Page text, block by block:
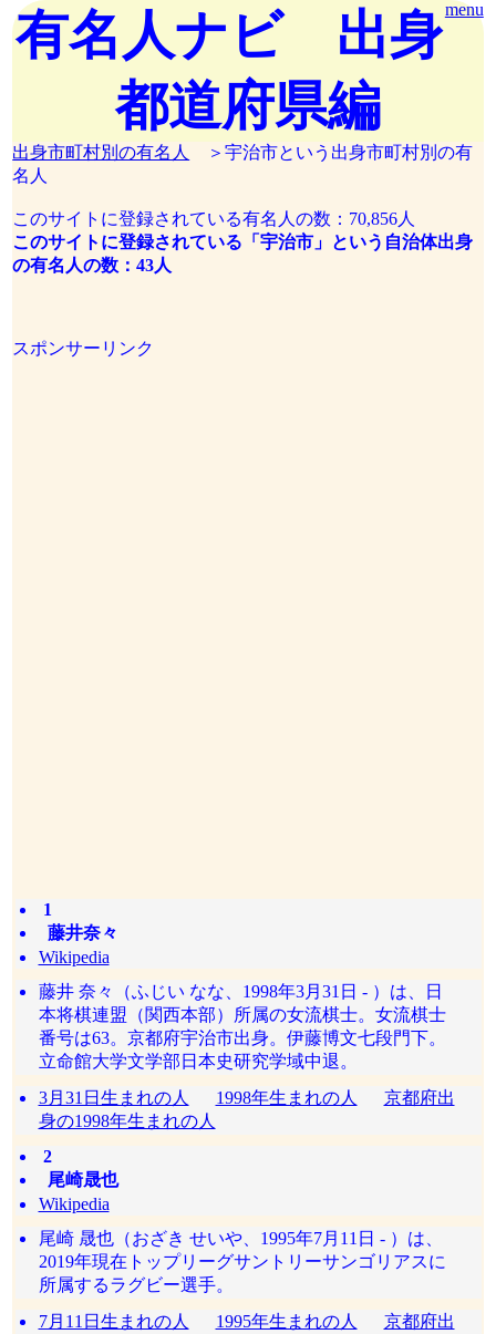
menu
有名人ナビ 出身
都道府県編
出身市町村別の有名人
＞宇治市という出身市町村別の有
名人
このサイトに登録されている有名人の数：70,856人
このサイトに登録されている「宇治市」という自治体出身
の有名人の数：43人
スポンサーリンク
1
藤井奈々
Wikipedia
藤井 奈々（ふじい なな、1998年3月31日 - ）は、日
本将棋連盟（関西本部）所属の女流棋士。女流棋士
番号は63。京都府宇治市出身。伊藤博文七段門下。
立命館大学文学部日本史研究学域中退。
3月31日生まれの人
1998年生まれの人
京都府出
身の1998年生まれの人
2
尾崎晟也
Wikipedia
尾崎 晟也（おざき せいや、1995年7月11日 - ）は、
2019年現在トップリーグサントリーサンゴリアスに
所属するラグビー選手。
7月11日生まれの人
1995年生まれの人
京都府出